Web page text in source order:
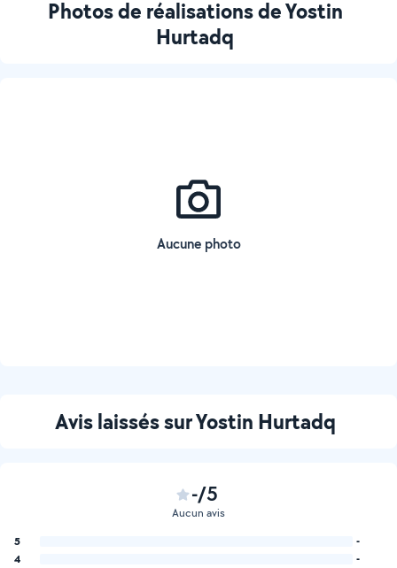
Photos de réalisations de Yostin
Hurtadq
Aucune photo
Avis laissés sur Yostin Hurtadq
-/5
Aucun avis
5
-
4
-